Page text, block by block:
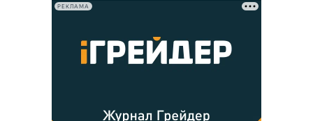
РЕКЛАМА